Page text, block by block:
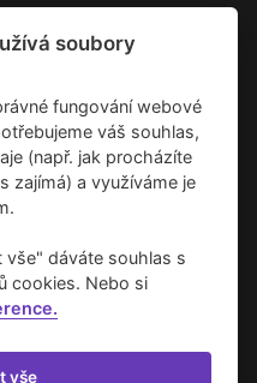
cookies
soubory
fungování webové
váš souhlas,
(např. jak procházíte
zajímá) a využíváme je
vše" dáváte souhlas s
cookies. Nebo si
vše